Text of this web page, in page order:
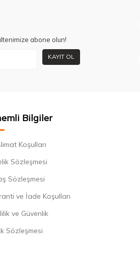
abone olun!
KAYIT OL
Bilgiler
Koşulları
Sözleşmesi
Sözleşmesi
ve İade Koşulları
ve Güvenlik
Sözleşmesi